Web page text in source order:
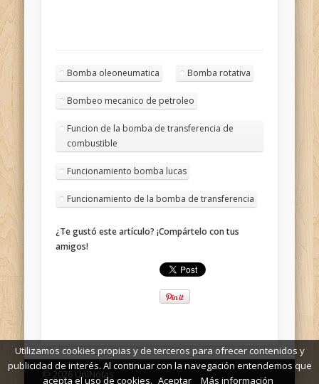
Bomba oleoneumatica Bomba rotativa
Bombeo mecanico de petroleo
Funcion de la bomba de transferencia de
combustible
Funcionamiento bomba lucas
Funcionamiento de la bomba de transferencia
¿Te gustó este artículo? ¡Compártelo con tus
amigos!
© 2026 UniNotas
Utilizamos cookies propias y de terceros para ofrecer contenidos y
publicidad de interés. Al continuar con la navegación entendemos que
acepta el uso de cookies. Aceptar Más información